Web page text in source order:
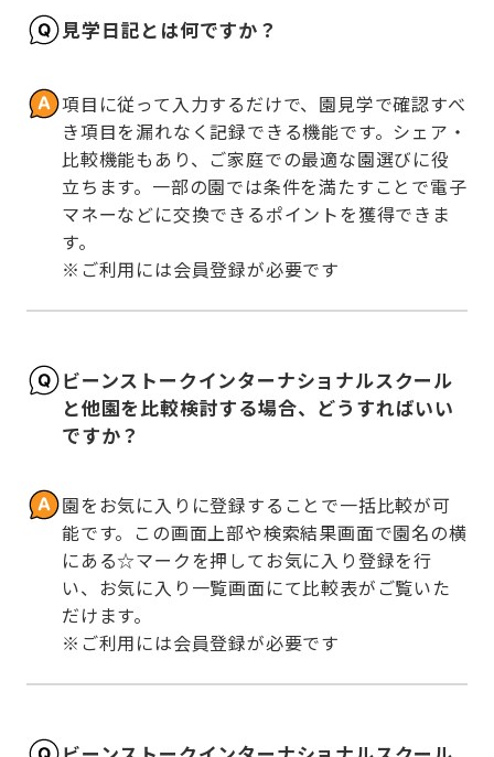
見学日記とは何ですか？
項目に従って入力するだけで、園見学で確認すべ
き項目を漏れなく記録できる機能です。シェア・
比較機能もあり、ご家庭での最適な園選びに役
立ちます。一部の園では条件を満たすことで電子
マネーなどに交換できるポイントを獲得できま
す。
※ご利用には会員登録が必要です
ビーンストークインターナショナルスクール
と他園を比較検討する場合、どうすればいい
ですか？
園をお気に入りに登録することで一括比較が可
能です。この画面上部や検索結果画面で園名の横
にある☆マークを押してお気に入り登録を行
い、お気に入り一覧画面にて比較表がご覧いた
だけます。
※ご利用には会員登録が必要です